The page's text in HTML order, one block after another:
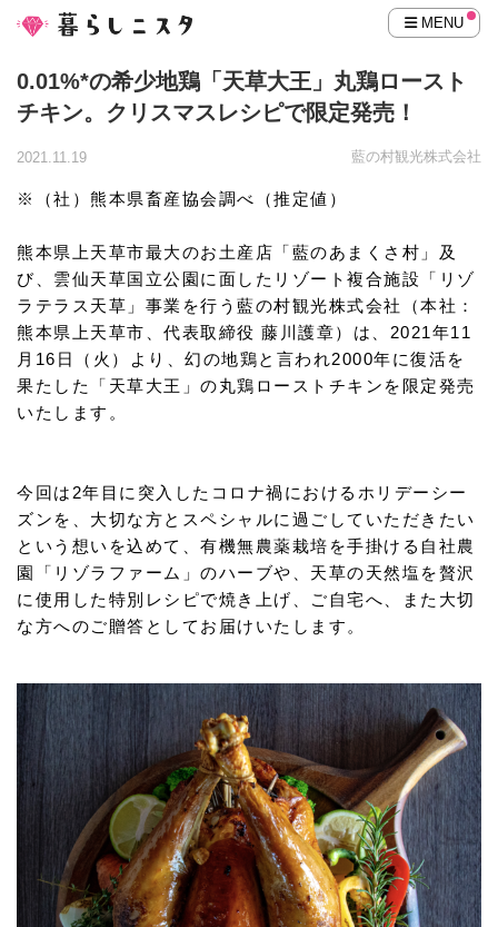
MENU
0.01%*の希少地鶏「天草大王」丸鶏ロースト
チキン。クリスマスレシピで限定発売！
2021.11.19 藍の村観光株式会社
※（社）熊本県畜産協会調べ（推定値）
熊本県上天草市最大のお土産店「藍のあまくさ村」及
び、雲仙天草国立公園に面したリゾート複合施設「リゾ
ラテラス天草」事業を行う藍の村観光株式会社（本社：
熊本県上天草市、代表取締役 藤川護章）は、2021年11
月16日（火）より、幻の地鶏と言われ2000年に復活を
果たした「天草大王」の丸鶏ローストチキンを限定発売
いたします。
今回は2年目に突入したコロナ禍におけるホリデーシー
ズンを、大切な方とスペシャルに過ごしていただきたい
という想いを込めて、有機無農薬栽培を手掛ける自社農
園「リゾラファーム」のハーブや、天草の天然塩を贅沢
に使用した特別レシピで焼き上げ、ご自宅へ、また大切
な方へのご贈答としてお届けいたします。